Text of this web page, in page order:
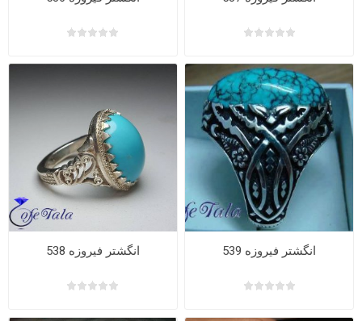
انگشتر فیروزه 538 انگشتر فیروزه 539